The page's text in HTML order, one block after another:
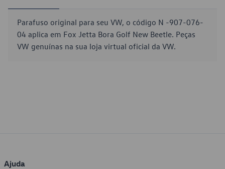
Parafuso original para seu VW, o código N -907-076-
04 aplica em Fox Jetta Bora Golf New Beetle. Peças
VW genuínas na sua loja virtual oficial da VW.
Ajuda